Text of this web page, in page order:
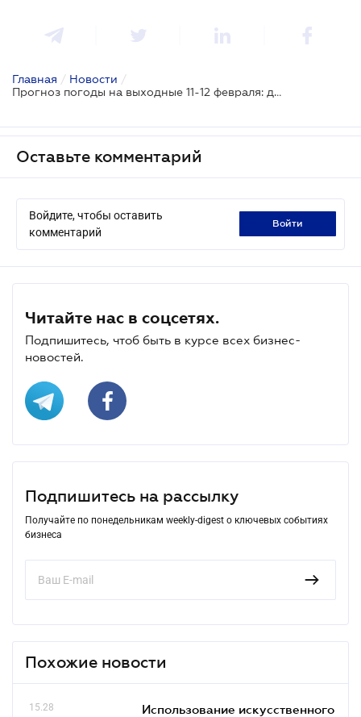
Главная / Новости /
Прогноз погоды на выходные 11-12 февраля: дневные морозы пока что отступят
Оставьте комментарий
Войдите, чтобы оставить
комментарий
войти
Читайте нас в соцсетях.
Подпишитесь, чтоб быть в курсе всех бизнес-
новостей.
Подпишитесь на рассылку
Получайте по понедельникам weekly-digest о ключевых событиях
бизнеса
Похожие новости
15.28
Использование искусственного